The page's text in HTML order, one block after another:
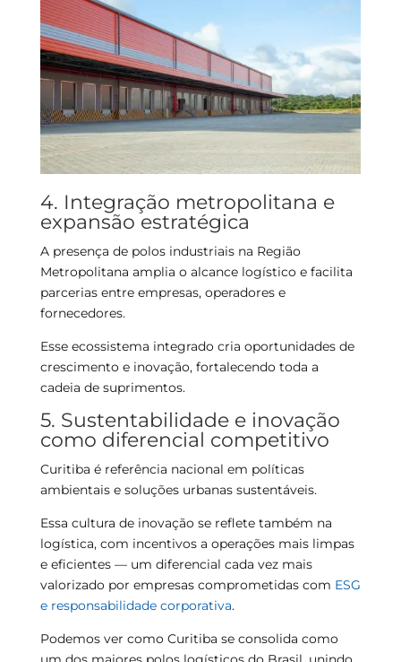
4. Integração metropolitana e
expansão estratégica
A presença de polos industriais na Região
Metropolitana amplia o alcance logístico e facilita
parcerias entre empresas, operadores e
fornecedores.
Esse ecossistema integrado cria oportunidades de
crescimento e inovação, fortalecendo toda a
cadeia de suprimentos.
5. Sustentabilidade e inovação
como diferencial competitivo
Curitiba é referência nacional em políticas
ambientais e soluções urbanas sustentáveis.
Essa cultura de inovação se reflete também na
logística, com incentivos a operações mais limpas
e eficientes — um diferencial cada vez mais
valorizado por empresas comprometidas com ESG
e responsabilidade corporativa.
Podemos ver como Curitiba se consolida como